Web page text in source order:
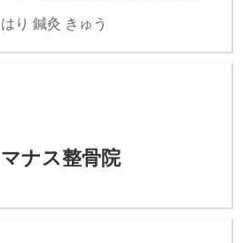
はり 鍼灸 きゅう
マナス整骨院